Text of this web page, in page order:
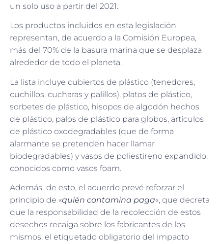
un solo uso a partir del 2021.
Los productos incluidos en esta legislación
representan, de acuerdo a la Comisión Europea,
más del 70% de la basura marina que se desplaza
alrededor de todo el planeta.
La lista incluye cubiertos de plástico (tenedores,
cuchillos, cucharas y palillos), platos de plástico,
sorbetes de plástico, hisopos de algodón hechos
de plástico, palos de plástico para globos, artículos
de plástico oxodegradables (que de forma
alarmante se pretenden hacer llamar
biodegradables) y vasos de poliestireno expandido,
conocidos como vasos foam.
Además de esto, el acuerdo prevé reforzar el
principio de «quién contamina paga«, que decreta
que la responsabilidad de la recolección de estos
desechos recaiga sobre los fabricantes de los
mismos, el etiquetado obligatorio del impacto